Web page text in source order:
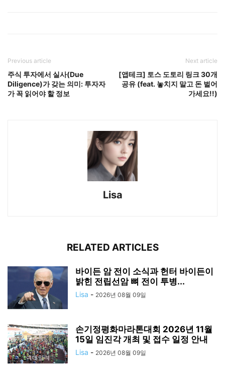
Previous article
주식 투자에서 실사(Due
Diligence)가 갖는 의미: 투자자
가 꼭 읽어야 할 정보
Next article
[앱테크] 토스 도토리 링크 30개
공유 (feat. 놓치지 말고 돈 벌어
가세요!!)
Lisa
RELATED ARTICLES
바이든 암 전이 소식과 헌터 바이든이
밝힌 전립선암 뼈 전이 투병...
Lisa - 2026년 08월 09일
손기정평화마라톤대회 2026년 11월
15일 임진각 개최 및 접수 일정 안내
Lisa - 2026년 08월 09일